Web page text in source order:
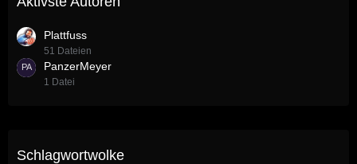
Plattfuss
51 Dateien
PanzerMeyer
1 Datei
Schlagwortwolke